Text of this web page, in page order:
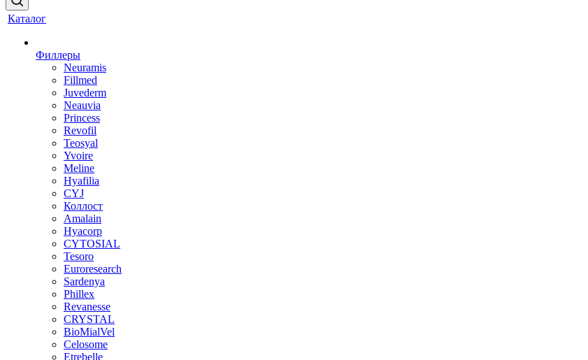
Каталог
Филлеры
Neuramis
Fillmed
Juvederm
Neauvia
Princess
Revofil
Teosyal
Yvoire
Meline
Hyafilia
CYJ
Коллост
Amalain
Hyacorp
CYTOSIAL
Tesoro
Euroresearch
Sardenya
Phillex
Revanesse
CRYSTAL
BioMialVel
Celosome
Etrebelle